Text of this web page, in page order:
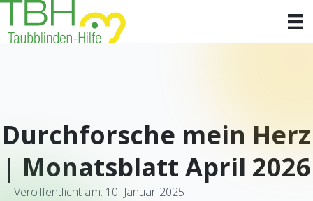
Durchforsche mein Herz
| Monatsblatt April 2026
Veröffentlicht am: 10. Januar 2025